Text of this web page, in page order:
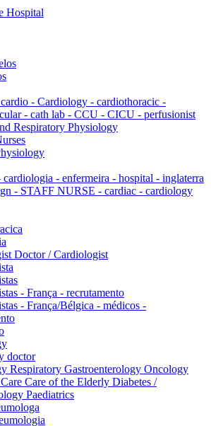
Hospital
- Cardiology - cardiothoracic -
- cath lab - CCU - CICU - perfusionist
Respiratory Physiology
cardiologia - enfermeira - hospital - inglaterra
- STAFF NURSE - cardiac - cardiology
Doctor / Cardiologist
- França - recrutamento
- França/Bélgica - médicos -
doctor
Respiratory Gastroenterology Oncology
Care of the Elderly Diabetes /
Paediatrics